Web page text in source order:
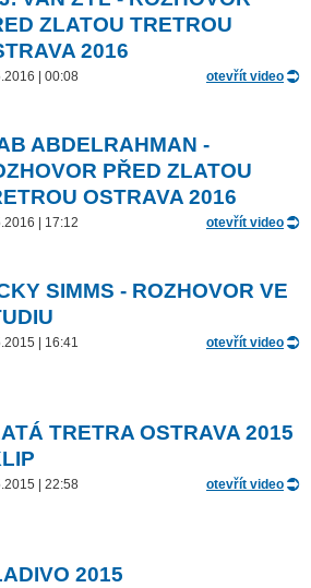
ZLATOU TRETROU
2016
| 00:08 otevřít video
ABDELRAHMAN -
PŘED ZLATOU
OSTRAVA 2016
| 17:12 otevřít video
SIMMS - ROZHOVOR VE
| 16:41 otevřít video
TRETRA OSTRAVA 2015
| 22:58 otevřít video
2015